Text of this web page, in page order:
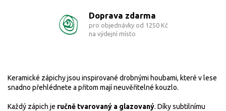
Doprava zdarma
pro objednávky od 1250 Kč
na výdejní místo
Keramické zápichy jsou inspirované drobnými houbami, které v lese
snadno přehlédnete a přitom mají neuvěřitelné kouzlo.
Každý zápich je ručně tvarovaný a glazovaný. Díky subtilnímu